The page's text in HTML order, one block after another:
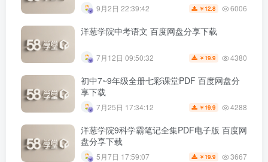
9月2日 22:39:42 ￥ 12.8 6006
洋葱学院中考语文 百度网盘分享下载
7月12日 09:50:32 ￥ 19.9 4380
初中7~9年级全册七彩课堂PDF 百度网盘分
享下载
7月25日 17:34:12 ￥ 19.9 4288
洋葱学院9科学霸笔记全集PDF电子版 百度网
盘分享下载
5月7日 17:59:07 ￥ 19.9 3667